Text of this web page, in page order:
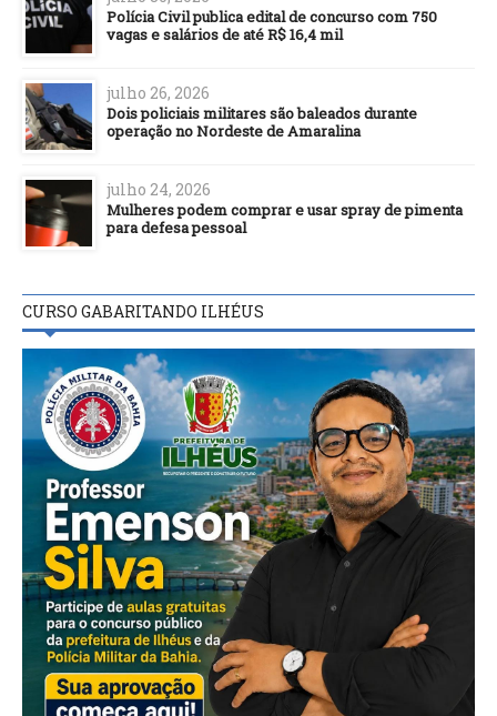
Polícia Civil publica edital de concurso com 750
vagas e salários de até R$ 16,4 mil
julho 26, 2026
Dois policiais militares são baleados durante
operação no Nordeste de Amaralina
julho 24, 2026
Mulheres podem comprar e usar spray de pimenta
para defesa pessoal
CURSO GABARITANDO ILHÉUS